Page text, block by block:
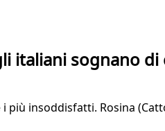
italiani sognano
più insoddisfatti. Rosina